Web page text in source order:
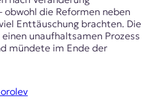
die Reformen neben
Enttäuschung brachten. Die
unaufhaltsamen Prozess
mündete im Ende der